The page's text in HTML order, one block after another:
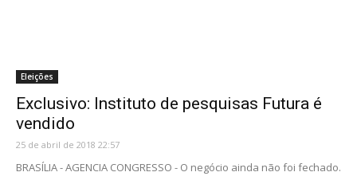
Eleições
Exclusivo: Instituto de pesquisas Futura é
vendido
25 de abril de 2018 22:57
BRASÍLIA - AGENCIA CONGRESSO - O negócio ainda não foi fechado.